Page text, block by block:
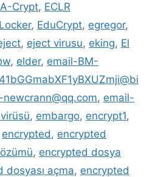
Crypt, ECLR
, EduCrypt, egregor,
, eject virusu, eking, El
, elder, email-BM-
newcrann@qq.com, email-
, embargo, encrypt1,
encrypted, encrypted
, encrypted dosya
dosyası açma, encrypted